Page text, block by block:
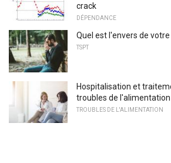
crack
DÉPENDANCE
Quel est l'envers de
TSPT
Hospitalisation et
troubles de l'alimentation
TROUBLES DE L'ALIMENTATION